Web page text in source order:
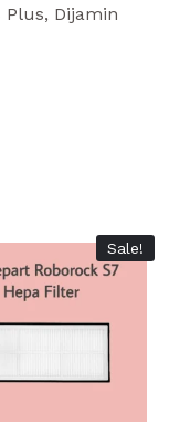
Dijamin
Sale!